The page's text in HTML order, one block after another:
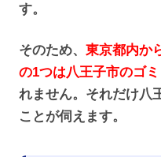
す。
そのため、 東京都内か
の1つは八王子市のゴミ
れません。それだけ八
ことが伺えます。